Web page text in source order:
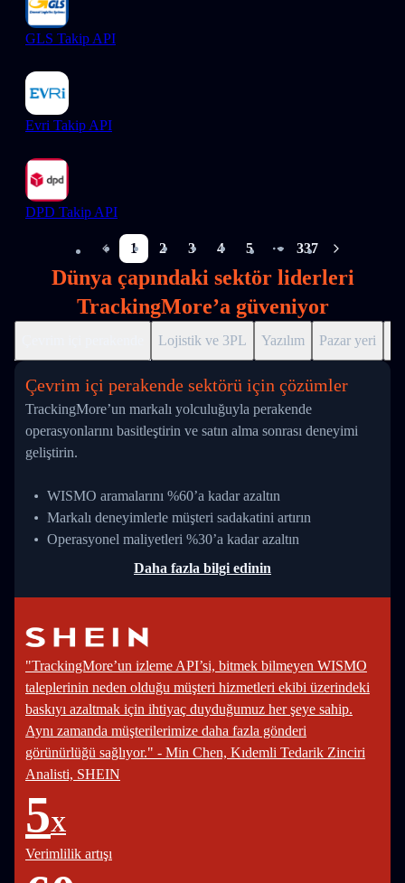
GLS Takip API
Evri Takip API
DPD Takip API
1 2 3 4 5
More pages
337
Dünya çapındaki sektör liderleri
TrackingMore’a güveniyor
Lojistik ve 3PL Yazılım Pazar yeri
Çevrim içi perakende sektörü için çözümler
TrackingMore’un markalı yolculuğuyla perakende
operasyonlarını basitleştirin ve satın alma sonrası deneyimi
geliştirin.
WISMO aramalarını %60’a kadar azaltın
Markalı deneyimlerle müşteri sadakatini artırın
Operasyonel maliyetleri %30’a kadar azaltın
Daha fazla bilgi edinin
"TrackingMore’un izleme API’si, bitmek bilmeyen WISMO
taleplerinin neden olduğu müşteri hizmetleri ekibi üzerindeki
baskıyı azaltmak için ihtiyaç duyduğumuz her şeye sahip.
Aynı zamanda müşterilerimize daha fazla gönderi
görünürlüğü sağlıyor." - Min Chen, Kıdemli Tedarik Zinciri
Analisti, SHEIN
5X
Verimlilik artışı